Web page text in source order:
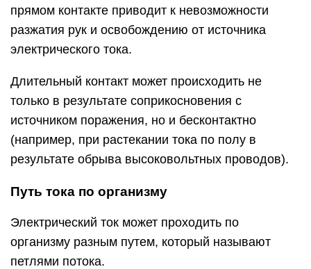
прямом контакте приводит к невозможности
разжатия рук и освобождению от источника
электрического тока.
Длительный контакт может происходить не
только в результате соприкосновения с
источником поражения, но и бесконтактно
(например, при растекании тока по полу в
результате обрыва высоковольтных проводов).
Путь тока по организму
Электрический ток может проходить по
организму разным путем, который называют
петлями потока.